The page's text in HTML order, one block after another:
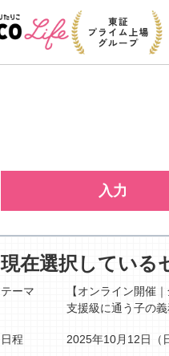
入力
現在選択している
テーマ
【オンライン開催
支援級に通う子の
日程 2025年10月12日（